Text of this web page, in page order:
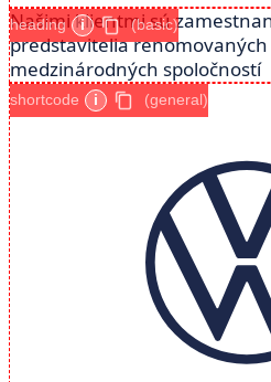
Našimi klientmi sú
predstavitelia renomovaných
medzinárodných spoločností
heading i (basic)
shortcode i (general)